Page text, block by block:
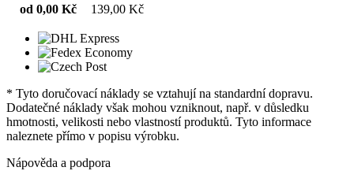
od 0,00 Kč
139,00 Kč
* Tyto doručovací náklady se vztahují na standardní dopravu.
Dodatečné náklady však mohou vzniknout, např. v důsledku
hmotnosti, velikosti nebo vlastností produktů. Tyto informace
naleznete přímo v popisu výrobku.
Nápověda a podpora